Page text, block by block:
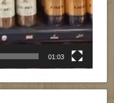
01:03